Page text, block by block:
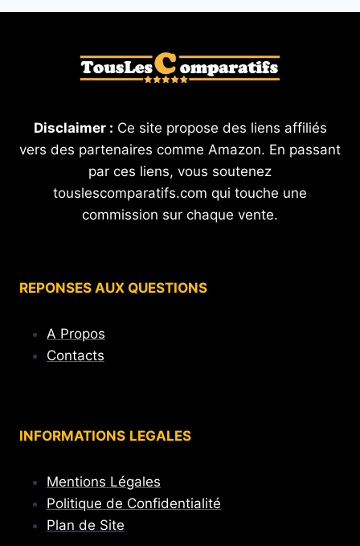
Disclaimer : Ce site propose des liens affiliés
vers des partenaires comme Amazon. En passant
par ces liens, vous soutenez
touslescomparatifs.com qui touche une
commission sur chaque vente.
REPONSES AUX QUESTIONS
A Propos
Contacts
INFORMATIONS LEGALES
Mentions Légales
Politique de Confidentialité
Plan de Site